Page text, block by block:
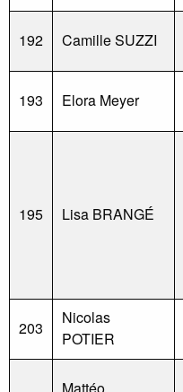
192 Camille SUZZI
193 Elora Meyer
195 Lisa BRANGÉ
203
Nicolas
POTIER
Mattéo